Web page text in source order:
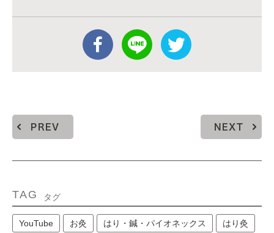
PREV NEXT
TAG タグ
YouTube お灸 はり・鍼・パイオネックス はり灸